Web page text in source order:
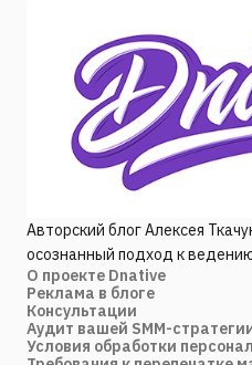
Авторский блог Алексея
осознанный подход к
О проекте Dnative
Реклама в блоге
Консультации
Аудит вашей SMM-
Условия обработки